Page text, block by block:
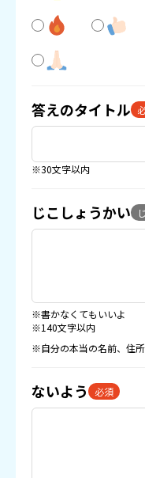
答えのタイトル
※30文字以内
じこしょうかい
※書かなくてもいいよ
※140文字以内
※自分の本当の名前、住
ないよう 必須